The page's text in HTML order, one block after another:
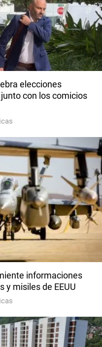
elecciones
con los comicios
informaciones
y misiles de EEUU